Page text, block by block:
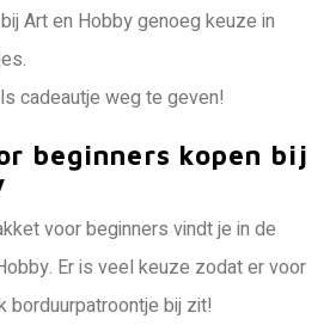
Art en Hobby genoeg keuze in
cadeautje weg te geven!
beginners kopen bij
voor beginners vindt je in de
Er is veel keuze zodat er voor
borduurpatroontje bij zit!